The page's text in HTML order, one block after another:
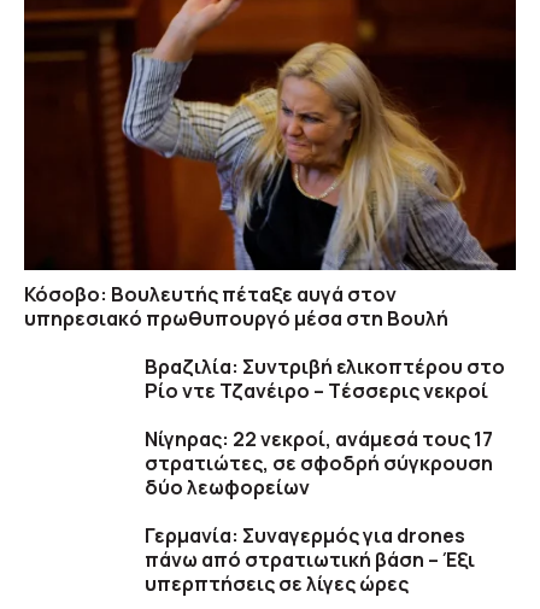
Κόσοβο: Βουλευτής πέταξε αυγά στον
υπηρεσιακό πρωθυπουργό μέσα στη Βουλή
Βραζιλία: Συντριβή ελικοπτέρου στο
Ρίο ντε Τζανέιρο – Tέσσερις νεκροί
Νίγηρας: 22 νεκροί, ανάμεσά τους 17
στρατιώτες, σε σφοδρή σύγκρουση
δύο λεωφορείων
Γερμανία: Συναγερμός για drones
πάνω από στρατιωτική βάση – Έξι
υπερπτήσεις σε λίγες ώρες